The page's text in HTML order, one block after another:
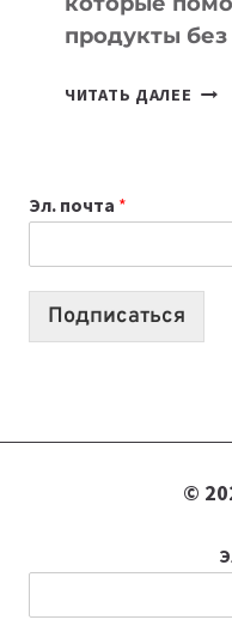
продукты
ЧИТАТЬ ДАЛЕЕ
Эл. почта *
Подписаться
©